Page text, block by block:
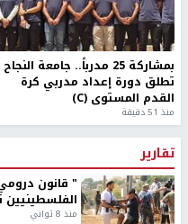
بمشاركة 25 مدرباً.. جامعة النجاح
تطلق دورة إعداد مدربي كرة
القدم المستوى (C)
منذ 51 دقيقة
تقارير
" قانون
الفلسطينيين
منذ 8 ثواني